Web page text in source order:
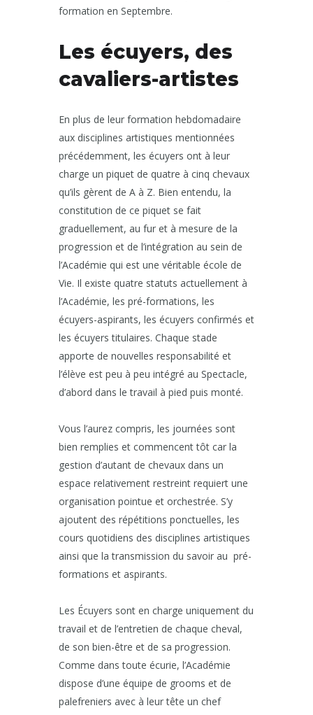
formation en Septembre.
Les écuyers, des
cavaliers-artistes
En plus de leur formation hebdomadaire
aux disciplines artistiques mentionnées
précédemment, les écuyers ont à leur
charge un piquet de quatre à cinq chevaux
qu’ils gèrent de A à Z. Bien entendu, la
constitution de ce piquet se fait
graduellement, au fur et à mesure de la
progression et de l’intégration au sein de
l’Académie qui est une véritable école de
Vie. Il existe quatre statuts actuellement à
l’Académie, les pré-formations, les
écuyers-aspirants, les écuyers confirmés et
les écuyers titulaires. Chaque stade
apporte de nouvelles responsabilité et
l’élève est peu à peu intégré au Spectacle,
d’abord dans le travail à pied puis monté.
Vous l’aurez compris, les journées sont
bien remplies et commencent tôt car la
gestion d’autant de chevaux dans un
espace relativement restreint requiert une
organisation pointue et orchestrée. S’y
ajoutent des répétitions ponctuelles, les
cours quotidiens des disciplines artistiques
ainsi que la transmission du savoir au pré-
formations et aspirants.
Les Écuyers sont en charge uniquement du
travail et de l’entretien de chaque cheval,
de son bien-être et de sa progression.
Comme dans toute écurie, l’Académie
dispose d’une équipe de grooms et de
palefreniers avec à leur tête un chef